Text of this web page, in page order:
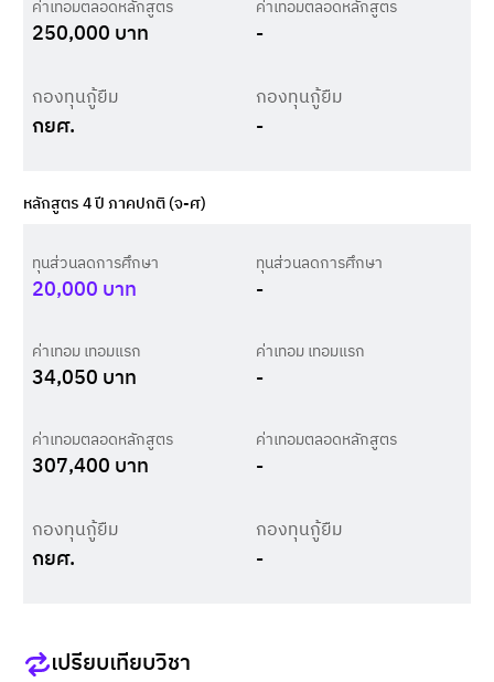
ค่าเทอมตลอดหลักสูตร
250,000 บาท
กองทุนกู้ยืม
กยศ.
หลักสูตร 4 ปี ภาคปกติ (จ-ศ)
ทุนส่วนลดการศึกษา
20,000 บาท
ค่าเทอม เทอมแรก
34,050 บาท
ค่าเทอมตลอดหลักสูตร
307,400 บาท
กองทุนกู้ยืม
กยศ.
ค่าเทอมตลอดหลักสูตร
-
กองทุนกู้ยืม
-
ทุนส่วนลดการศึกษา
-
ค่าเทอม เทอมแรก
-
ค่าเทอมตลอดหลักสูตร
-
กองทุนกู้ยืม
-
เปรียบเทียบวิชา